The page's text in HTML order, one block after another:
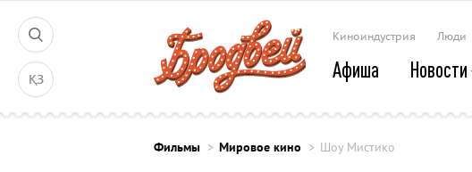
ҚЗ
Киноиндустрия Люди
Афиша Новости
Фильмы Мировое кино Шоу Мистико